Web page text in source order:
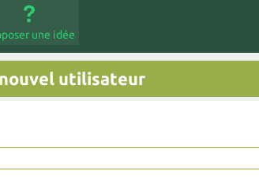
une idée
utilisateur